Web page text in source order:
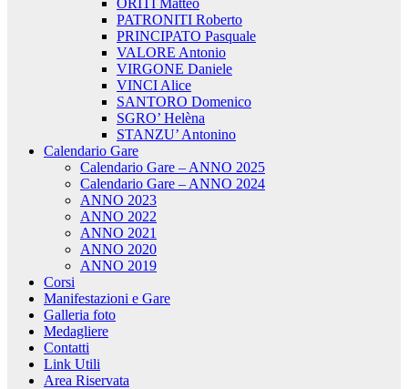
PATRONITI Roberto
PRINCIPATO Pasquale
VALORE Antonio
VIRGONE Daniele
VINCI Alice
SANTORO Domenico
SGRO’ Helèna
STANZU’ Antonino
Calendario Gare
Calendario Gare – ANNO 2025
Calendario Gare – ANNO 2024
ANNO 2023
ANNO 2022
ANNO 2021
ANNO 2020
ANNO 2019
Corsi
Manifestazioni e Gare
Galleria foto
Medagliere
Contatti
Link Utili
Area Riservata